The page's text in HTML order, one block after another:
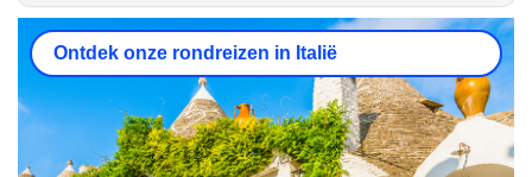
Ontdek onze rondreizen in Italië